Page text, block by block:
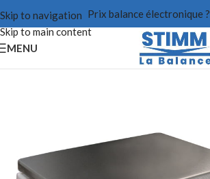
Skip to navigation
Skip to main content
Prix balance électronique ?
MENU